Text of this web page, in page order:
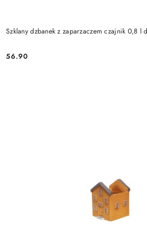
Szklany dzbanek z zaparzaczem czajnik 0,8 l
Cena:
56.90